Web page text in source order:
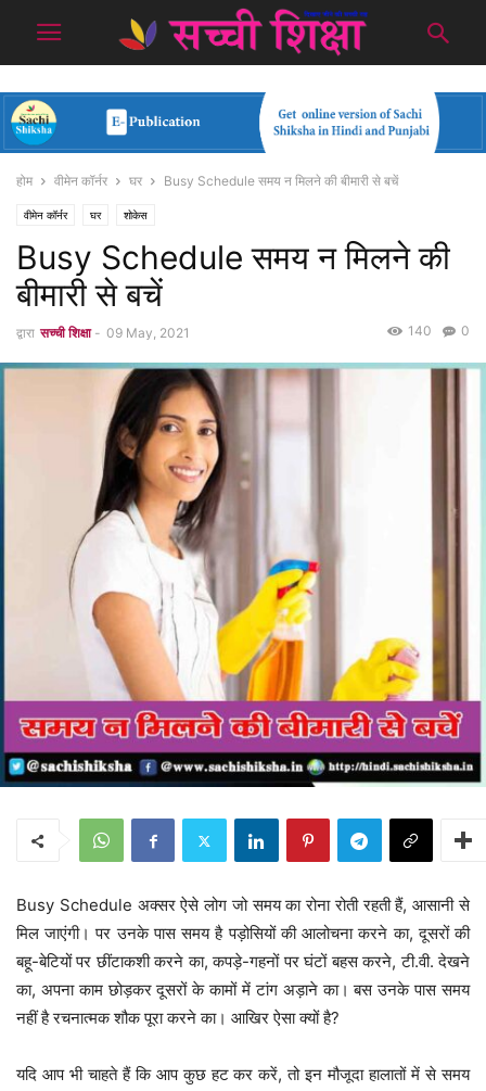
होम वीमेन कॉर्नर घर Busy Schedule समय न मिलने की बीमारी से बचें
वीमेन कॉर्नर घर शोकेस
Busy Schedule समय न मिलने की
बीमारी से बचें
द्वारा सच्ची शिक्षा - 09 May, 2021 0
140
Busy Schedule अक्सर ऐसे लोग जो समय का रोना रोती रहती हैं, आसानी से
मिल जाएंगी। पर उनके पास समय है पड़ोसियों की आलोचना करने का, दूसरों की
बहू-बेटियों पर छींटाकशी करने का, कपड़े-गहनों पर घंटों बहस करने, टी.वी. देखने
का, अपना काम छोड़कर दूसरों के कामों में टांग अड़ाने का। बस उनके पास समय
नहीं है रचनात्मक शौक पूरा करने का। आखिर ऐसा क्यों है?
यदि आप भी चाहते हैं कि आप कुछ हट कर करें, तो इन मौजूदा हालातों में से समय